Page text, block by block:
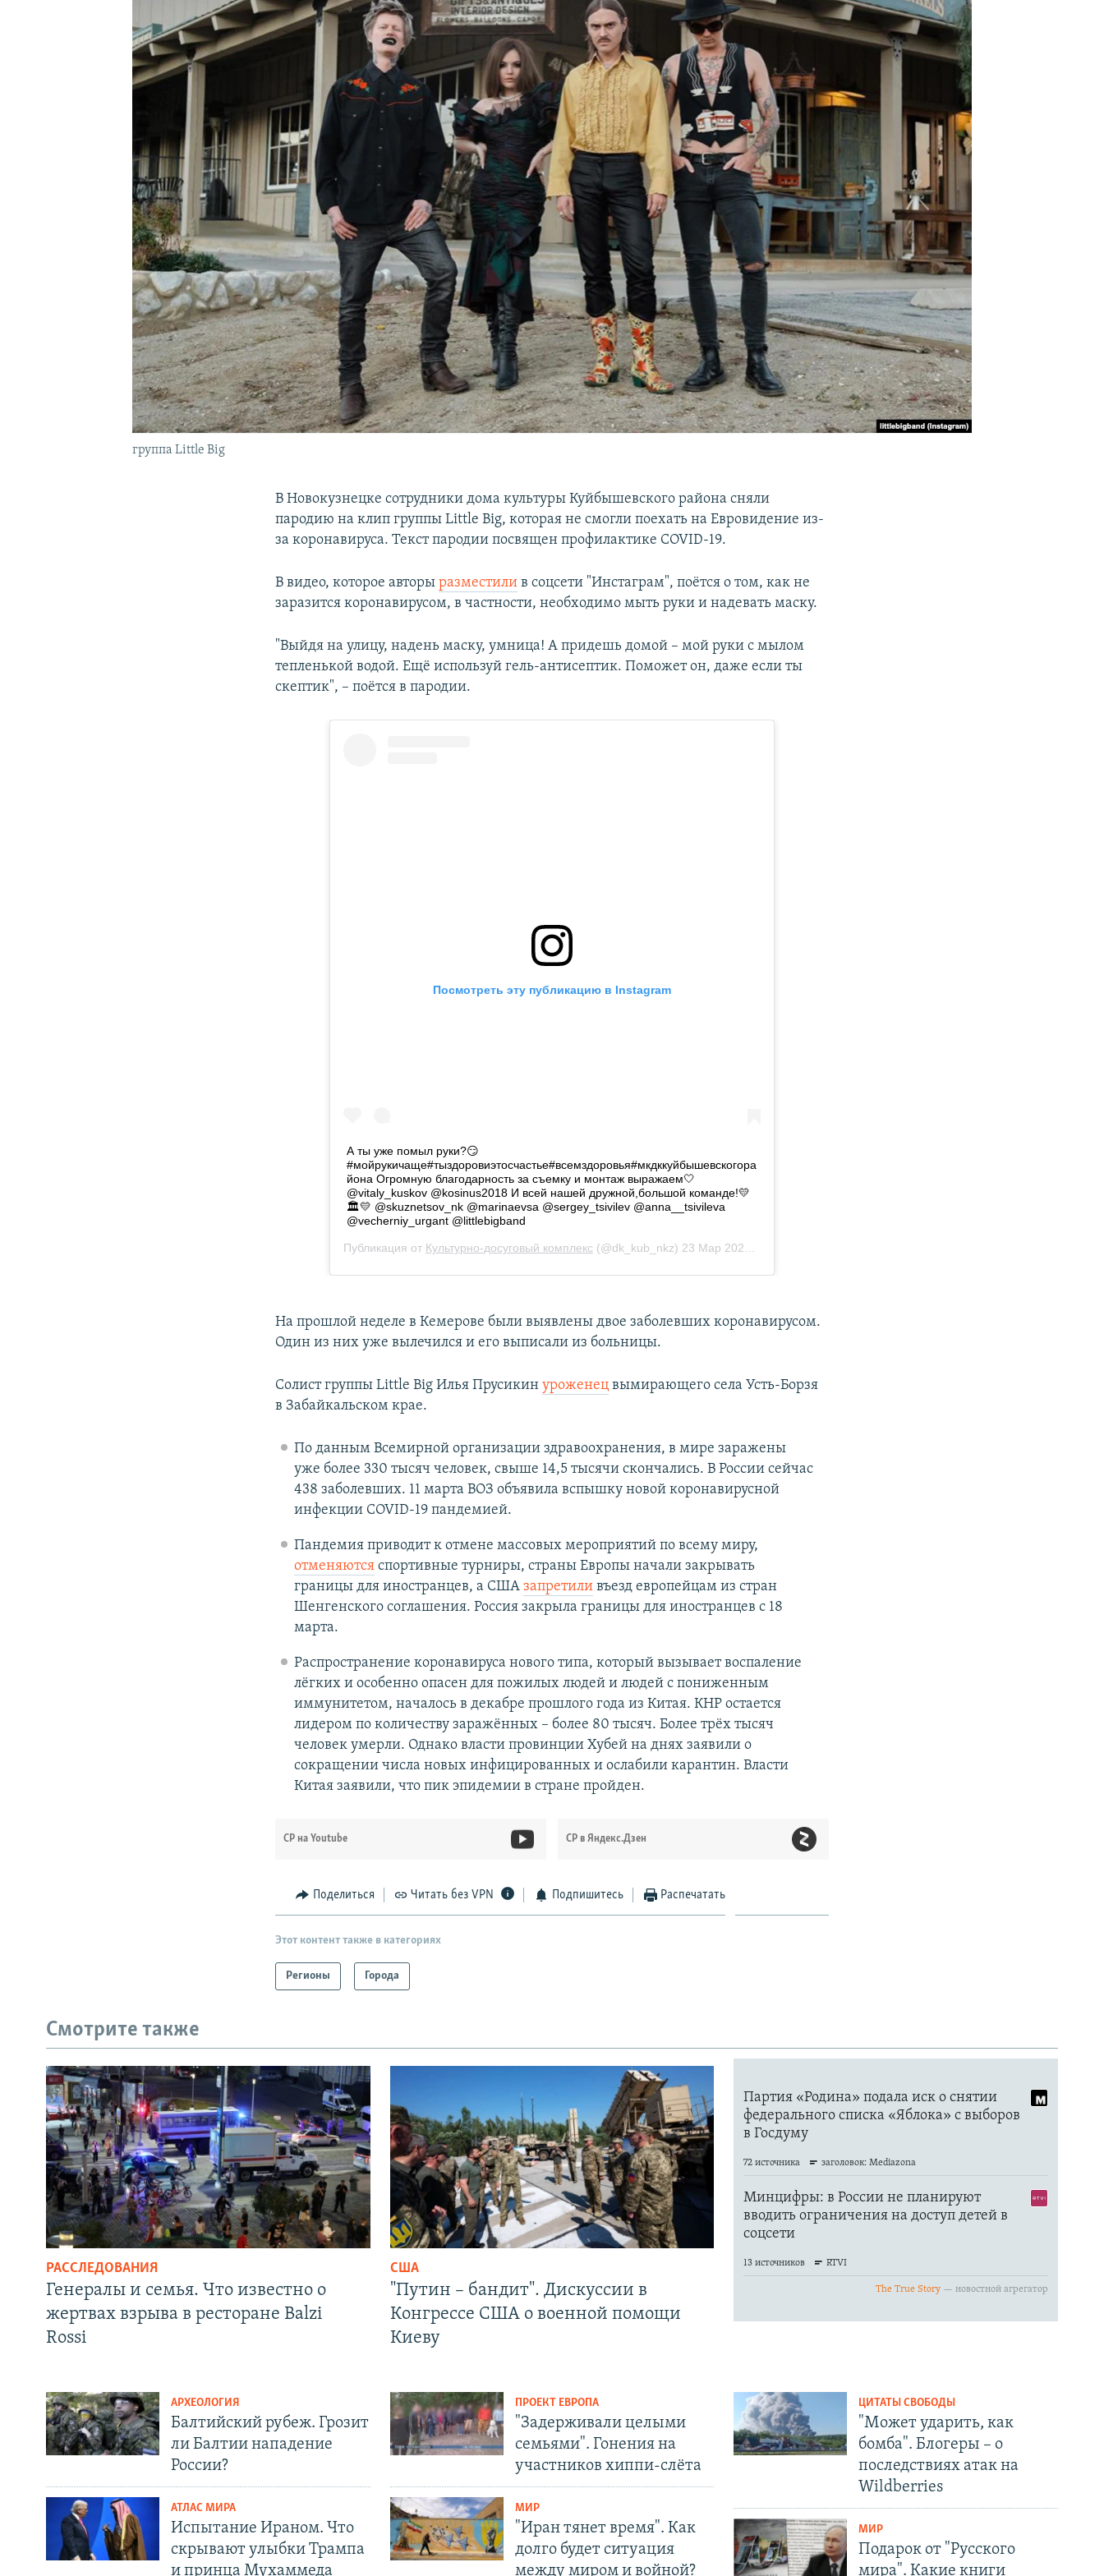
ПОДПИШИТЕСЬ НА РАССЫЛКУ
группа Little Big
В Новокузнецке сотрудники дома культуры Куйбышевского района сняли
пародию на клип группы Little Big, которая не смогли поехать на Евровидение из-
за коронавируса. Текст пародии посвящен профилактике COVID-19.
В видео, которое авторыразместили в соцсети "Инстаграм", поётся о том, как не
заразится коронавирусом, в частности, необходимо мыть руки и надевать маску.
"Выйдя на улицу, надень маску, умница! А придешь домой – мой руки с мылом
тепленькой водой. Ещё используй гель-антисептик. Поможет он, даже если ты
скептик", – поётся в пародии.
На прошлой неделе в Кемерове были выявлены двое заболевших коронавирусом.
Один из них уже вылечился и его выписали из больницы.
Cолист группы Little Big Илья Прусикинуроженец вымирающего села Усть-Борзя
в Забайкальском крае.
По данным Всемирной организации здравоохранения, в мире заражены
уже более 330 тысяч человек, свыше 14,5 тысячи скончались. В России сейчас
438 заболевших. 11 марта ВОЗ объявила вспышку новой коронавирусной
инфекции COVID-19 пандемией.
Пандемия приводит к отмене массовых мероприятий по всему миру,
отменяютсяспортивные турниры, страны Европы начали закрывать
границы для иностранцев, а США запретиливъезд европейцам из стран
Шенгенского соглашения. Россия закрыла границы для иностранцев с 18
марта.
Распространение коронавируса нового типа, который вызывает воспаление
лёгких и особенно опасен для пожилых людей и людей с пониженным
иммунитетом, началось в декабре прошлого года из Китая. КНР остается
лидером по количеству заражённых – более 80 тысяч. Более трёх тысяч
человек умерли. Однако власти провинции Хубей на днях заявили о
сокращении числа новых инфицированных и ослабили карантин. Власти
Китая заявили, что пик эпидемии в стране пройден.
СР на Youtube СР в Яндекс.Дзен
Поделиться Читать без VPN Подпишитесь Распечатать
Этот контент также в категориях
Регионы Города
Смотрите также
РАССЛЕДОВАНИЯ
Генералы и семья. Что известно о
жертвах взрыва в ресторане Balzi
Rossi
США
"Путин – бандит". Дискуссии в
Конгрессе США о военной помощи
Киеву
АРХЕОЛОГИЯ
Балтийский рубеж. Грозит
ли Балтии нападение
России?
АТЛАС МИРА
Испытание Ираном. Что
скрывают улыбки Трампа
и принца Мухаммеда
ПРОЕКТ ЕВРОПА
"Задерживали целыми
семьями". Гонения на
участников хиппи-слёта
МИР
"Иран тянет время". Как
долго будет ситуация
между миром и войной?
ЦИТАТЫ СВОБОДЫ
"Может ударить, как
бомба". Блогеры – о
последствиях атак на
Wildberries
МИР
Подарок от "Русского
мира". Какие книги